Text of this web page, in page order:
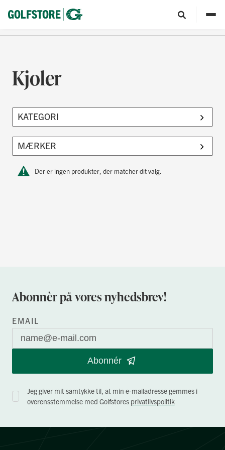
Kjoler
Der er ingen produkter, der matcher dit valg.
Abonnèr på vores nyhedsbrev!
EMAIL
Abonnér
Jeg giver mit samtykke til, at min e-mailadresse gemmes i
overensstemmelse med Golfstores privatlivspolitik